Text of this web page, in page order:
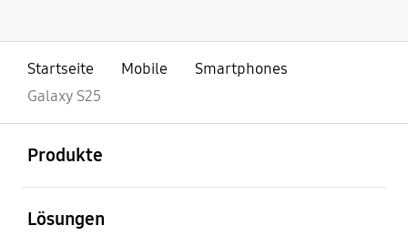
Startseite Mobile
Smartphones
Galaxy S25
Produkte
Lösungen